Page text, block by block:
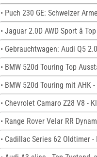
• Puch 230 GE: Schweizer
• Jaguar 2.0D AWD Sport â
• Gebrauchtwagen: Audi Q5
• BMW 520d Touring Top
• BMW 520d Touring mit AHK
• Chevrolet Camaro Z28 V8 -
• Range Rover Velar RR
• Cadillac Series 62 Oldtimer